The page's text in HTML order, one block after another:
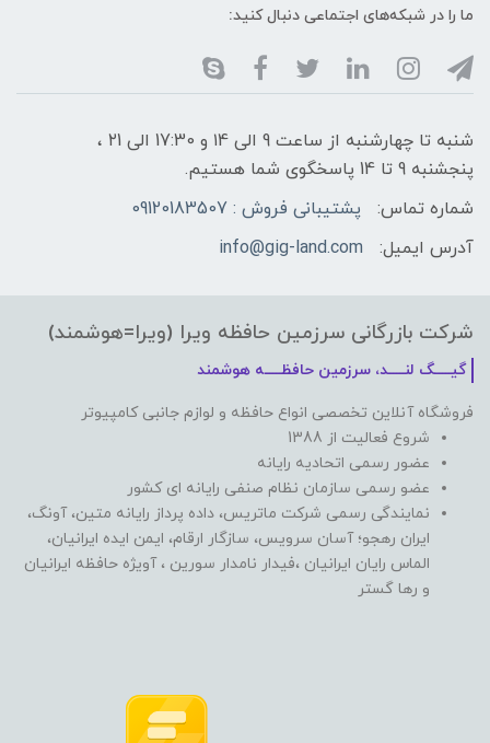
ما را در شبکه‌های اجتماعی دنبال کنید:
شنبه تا چهارشنبه از ساعت 9 الی ۱4 و 17:30 الی ۲1 ،
پنجشنبه 9 تا 14 پاسخگوی شما هستیم.
شماره تماس:
پشتیبانی فروش : 09120183507
آدرس ایمیل:
info@gig-land.com
شرکت بازرگانی سرزمین حافظه ویرا (ویرا=هوشمند)
گیـــــگ لنـــــد، سرزمین حافظـــــه هوشمند
فروشگاه آنلاین تخصصی انواع حافظه و لوازم جانبی کامپیوتر
شروع فعالیت از 1388
عضور رسمی اتحادیه رایانه
عضو رسمی سازمان نظام صنفی رایانه ای کشور
نمایندگی رسمی شرکت ماتریس، داده پرداز رایانه متین، آونگ،
ایران رهجو؛ آسان سرویس، سازگار ارقام، ایمن ایده ایرانیان،
الماس رایان ایرانیان ،فیدار نامدار سورین ، آویژه حافظه ایرانیان
و رها گستر